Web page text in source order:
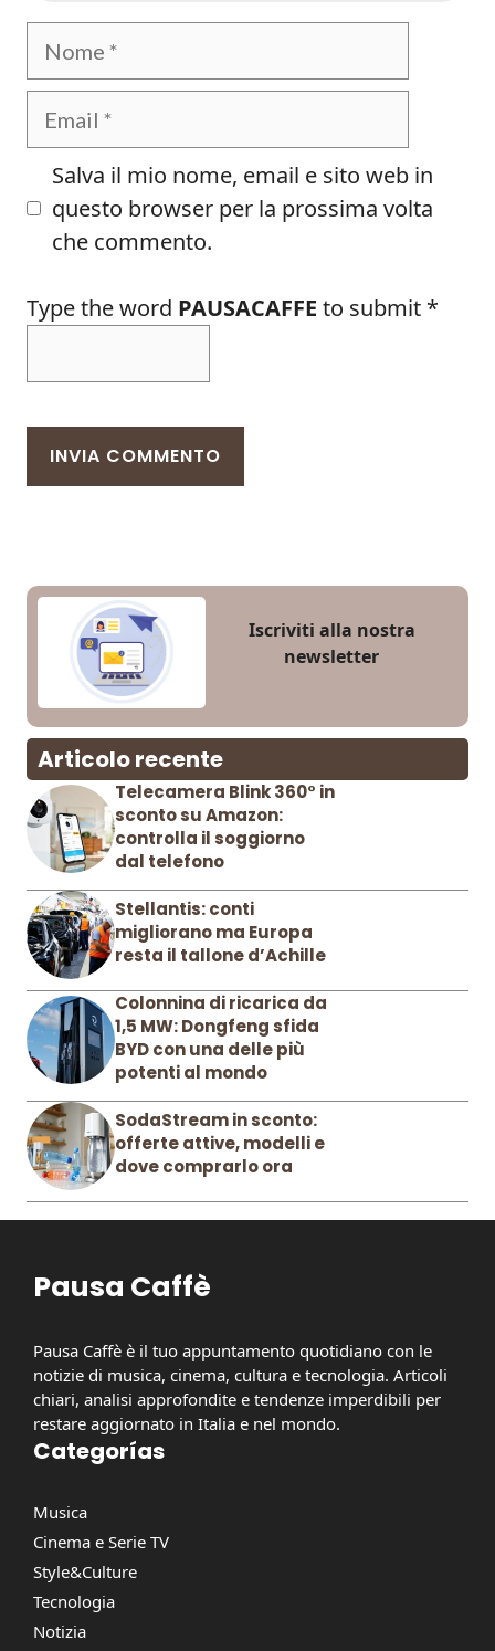
Salva il mio nome, email e sito web in
questo browser per la prossima volta
che commento.
Type the word PAUSACAFFE to submit *
Iscriviti alla nostra
newsletter
Articolo recente
Telecamera Blink 360° in
sconto su Amazon:
controlla il soggiorno
dal telefono
Stellantis: conti
migliorano ma Europa
resta il tallone d’Achille
Colonnina di ricarica da
1,5 MW: Dongfeng sfida
BYD con una delle più
potenti al mondo
SodaStream in sconto:
offerte attive, modelli e
dove comprarlo ora
Pausa Caffè
Pausa Caffè è il tuo appuntamento quotidiano con le
notizie di musica, cinema, cultura e tecnologia. Articoli
chiari, analisi approfondite e tendenze imperdibili per
restare aggiornato in Italia e nel mondo.
Categorías
Musica
Cinema e Serie TV
Style&Culture
Tecnologia
Notizia